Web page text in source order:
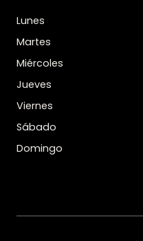
Lunes
Martes
Miércoles
Jueves
Viernes
Sábado
Domingo